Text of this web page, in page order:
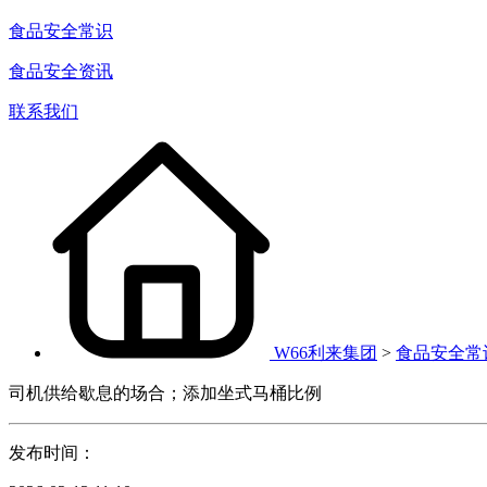
食品安全常识
食品安全资讯
联系我们
W66利来集团 > 食品安全常
司机供给歇息的场合；添加坐式马桶比例
发布时间：